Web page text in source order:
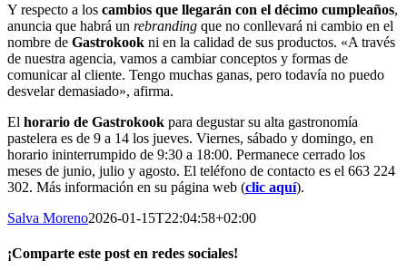
Y respecto a los cambios que llegarán con el décimo cumpleaños,
anuncia que habrá un rebranding que no conllevará ni cambio en el
nombre de Gastrokook ni en la calidad de sus productos. «A través
de nuestra agencia, vamos a cambiar conceptos y formas de
comunicar al cliente. Tengo muchas ganas, pero todavía no puedo
desvelar demasiado», afirma.
El horario de Gastrokook para degustar su alta gastronomía
pastelera es de 9 a 14 los jueves. Viernes, sábado y domingo, en
horario ininterrumpido de 9:30 a 18:00. Permanece cerrado los
meses de junio, julio y agosto. El teléfono de contacto es el 663 224
302. Más información en su página web (clic aquí).
Salva Moreno2026-01-15T22:04:58+02:00
¡Comparte este post en redes sociales!